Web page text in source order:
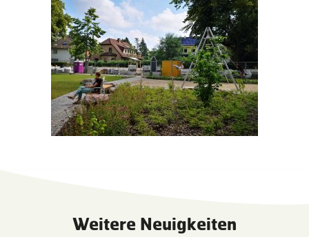
Weitere Neuigkeiten